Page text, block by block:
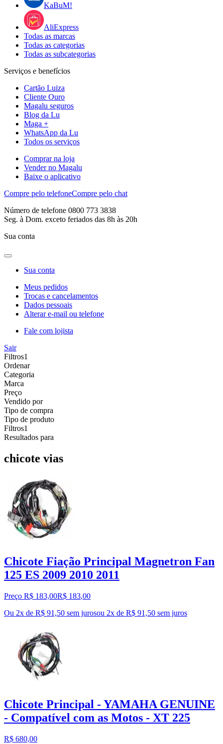
KaBuM!
AliExpress
Todas as marcas
Todas as categorias
Todas as subcategorias
Serviços e benefícios
Cartão Luiza
Cliente Ouro
Magalu seguros
Blog da Lu
Maga +
WhatsApp da Lu
Todos os serviços
Comprar na loja
Vender no Magalu
Baixe o aplicativo
Compre pelo telefoneCompre pelo chat
Número de telefone 0800 773 3838
Seg. à Dom. exceto feriados das 8h às 20h
Sua conta
Sua conta
Meus pedidos
Trocas e cancelamentos
Dados pessoais
Alterar e-mail ou telefone
Fale com lojista
Sair
Filtros1
Ordenar
Categoria
Marca
Preço
Vendido por
Tipo de compra
Tipo de produto
Filtros1
Resultados para
chicote vias
Chicote Fiação Principal Magnetron Fan
125 ES 2009 2010 2011
Preço R$ 183,00R$ 183,00
Ou 2x de R$ 91,50 sem jurosou 2x de R$ 91,50 sem juros
Chicote Principal - YAMAHA GENUINE
- Compatível com as Motos - XT 225
R$ 680,00